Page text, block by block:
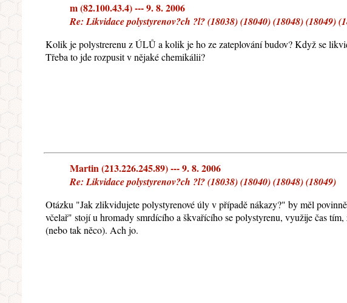
m (82.100.43.4) --- 9. 8. 2006
Re: Likvidace polystyrenov?ch ?l? (18038) (18040) (18048) (18049)
Kolik je polystrerenu z ÚLŮ a kolik je ho ze zateplování budov? Když se
Třeba to jde rozpusit v nějaké chemikálii?
Martin (213.226.245.89) --- 9. 8. 2006
Re: Likvidace polystyrenov?ch ?l? (18038) (18040) (18048) (18049)
Otázku "Jak zlikvidujete polystyrenové úly v případě nákazy?" by měl
včelař" stojí u hromady smrdícího a škvařícího se polystyrenu, využije čas
(nebo tak něco). Ach jo.